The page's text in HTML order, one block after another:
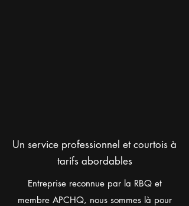
Un service professionnel et courtois à
tarifs abordables
Entreprise reconnue par la RBQ et
membre APCHQ, nous sommes là pour